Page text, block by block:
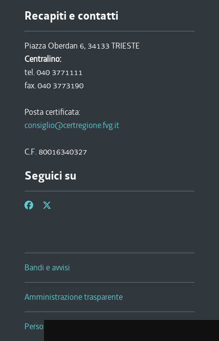
Recapiti e contatti
Piazza Oberdan 6, 34133 TRIESTE
Centralino:
tel. 040 3771111
fax. 040 3773190
Posta certificata:
consiglio@certregione.fvg.it
C.F. 80016340327
Seguici su
Bandi e avvisi
Amministrazione trasparente
Persone e Uffici